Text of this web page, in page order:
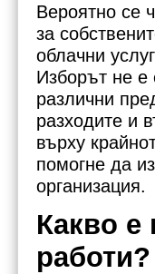
Вероятно се
за
облачни
Изборът не е
различни
разходите и
върху
помогне да
организация.
Какво е
работи?